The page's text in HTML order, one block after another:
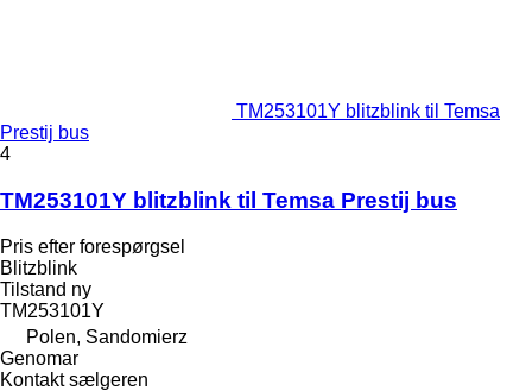
TM253101Y blitzblink til Temsa
Prestij bus
4
TM253101Y blitzblink til Temsa Prestij bus
Pris efter forespørgsel
Blitzblink
Tilstand ny
TM253101Y
Polen, Sandomierz
Genomar
Kontakt sælgeren